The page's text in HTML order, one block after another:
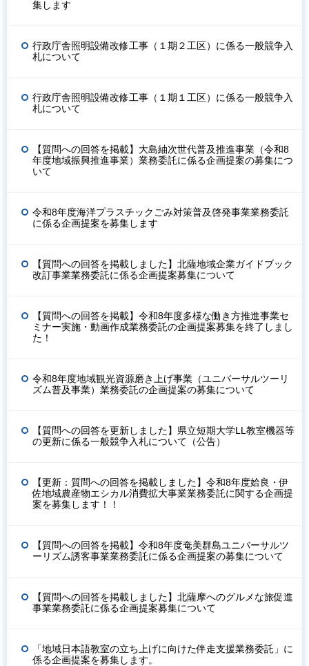
集します
行政庁舎照明設備改修工事（１期２工区）に係る一般競争入
札について
行政庁舎照明設備改修工事（１期１工区）に係る一般競争入
札について
【質問への回答を掲載】大島紬次世代普及推進事業（令和8
年度地域振興推進事業）業務委託に係る企画提案の募集につ
いて
令和8年度海洋プラスチックごみ対策普及啓発事業業務委託
に係る企画提案を募集します
【質問への回答を掲載しました】北薩地域企業ガイドブック
改訂事業業務委託に係る企画提案募集について
【質問への回答を掲載】令和8年度多様な働き方推進事業セ
ミナー実施・動画作成業務委託の企画提案募集を終了しまし
た！
令和8年度地域観光資源磨き上げ事業（ユニバーサルツーリ
ズム普及事業）業務委託の企画提案の募集について
【質問への回答を更新しました】県立短期大学LL教室機器等
の更新に係る一般競争入札について（公告）
【更新：質問への回答を掲載しました】令和8年度姶良・伊
佐地域農産物エシカル消費拡大事業業務委託に関する企画提
案を募集します！！
【質問への回答を掲載】令和8年度奄美群島ユニバーサルツ
ーリズム誘客事業業務委託に係る企画提案の募集について
【質問への回答を掲載しました】北薩摩へのグルメな旅促進
事業業務委託に係る企画提案募集について
「地域日本語教室の立ち上げに向けた伴走支援業務委託」に
係る企画提案を募集します。